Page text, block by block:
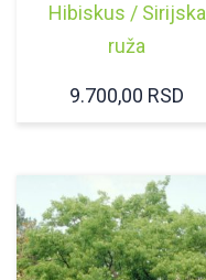
Hibiskus / Sirijska
ruža
9.700,00 RSD